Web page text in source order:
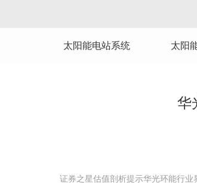
太阳能电站系统 太阳
华
证券之星估值剖析提示华光环能行业